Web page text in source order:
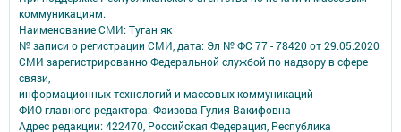
коммуникациям.
Наименование СМИ: Туган як
№ записи о регистрации СМИ, дата: Эл № ФС 77 - 78420 от 29.05.2020
СМИ зарегистрированно Федеральной службой по надзору в сфере
связи,
информационных технологий и массовых коммуникаций
ФИО главного редактора: Фаизова Гулия Вакифовна
Адрес редакции: 422470, Российская Федерация, Республика